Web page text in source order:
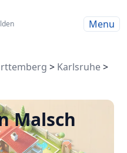
Menu
> Karlsruhe>
Malsch